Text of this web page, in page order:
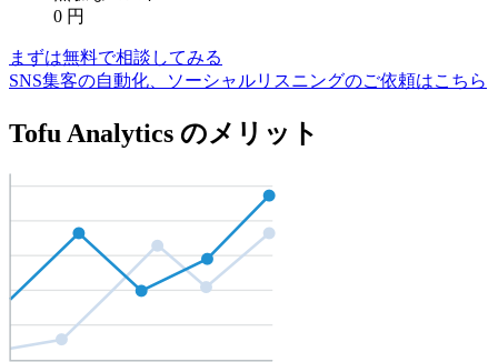
0 円
まずは無料で相談してみる
SNS集客の自動化、ソーシャルリスニングのご依頼はこちら
Tofu Analytics のメリット